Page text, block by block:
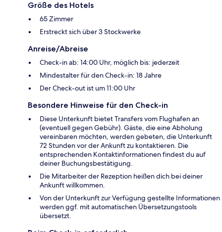
Größe des Hotels
65 Zimmer
Erstreckt sich über 3 Stockwerke
Anreise/Abreise
Check-in ab: 14:00 Uhr, möglich bis: jederzeit
Mindestalter für den Check-in: 18 Jahre
Der Check-out ist um 11:00 Uhr
Besondere Hinweise für den Check-in
Diese Unterkunft bietet Transfers vom Flughafen an
(eventuell gegen Gebühr). Gäste, die eine Abholung
vereinbaren möchten, werden gebeten, die Unterkunft
72 Stunden vor der Ankunft zu kontaktieren. Die
entsprechenden Kontaktinformationen findest du auf
deiner Buchungsbestätigung.
Die Mitarbeiter der Rezeption heißen dich bei deiner
Ankunft willkommen.
Von der Unterkunft zur Verfügung gestellte Informationen
werden ggf. mit automatischen Übersetzungstools
übersetzt.